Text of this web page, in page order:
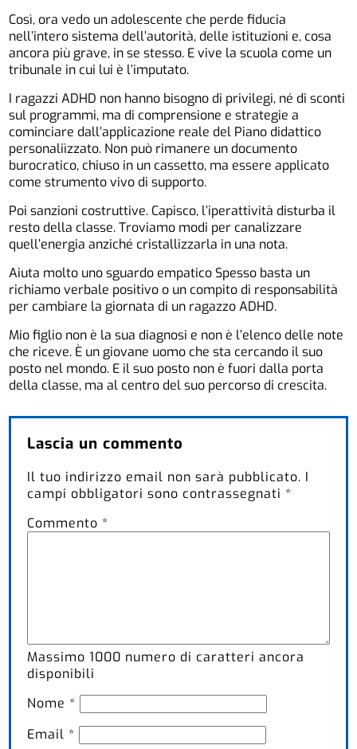
Così, ora vedo un adolescente che perde fiducia
nell’intero sistema dell’autorità, delle istituzioni e, cosa
ancora più grave, in se stesso. E vive la scuola come un
tribunale in cui lui è l’imputato.
I ragazzi ADHD non hanno bisogno di privilegi, né di sconti
sul programmi, ma di comprensione e strategie a
cominciare dall’applicazione reale del Piano didattico
personaliìzzato. Non può rimanere un documento
burocratico, chiuso in un cassetto, ma essere applicato
come strumento vivo di supporto.
Poi sanzioni costruttive. Capisco, l’iperattività disturba il
resto della classe. Troviamo modi per canalizzare
quell’energia anziché cristallizzarla in una nota.
Aiuta molto uno sguardo empatico Spesso basta un
richiamo verbale positivo o un compito di responsabilità
per cambiare la giornata di un ragazzo ADHD.
Mio figlio non è la sua diagnosi e non è l’elenco delle note
che riceve. È un giovane uomo che sta cercando il suo
posto nel mondo. E il suo posto non è fuori dalla porta
della classe, ma al centro del suo percorso di crescita.
Lascia un commento
Il tuo indirizzo email non sarà pubblicato. I
campi obbligatori sono contrassegnati *
Commento *
Massimo1000 numero di caratteri ancora
disponibili
Nome *
Email *